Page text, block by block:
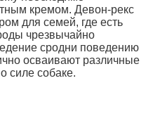
кремом. Девон-рекс
для семей, где есть
чрезвычайно
сродни поведению
осваивают различные
силе собаке.